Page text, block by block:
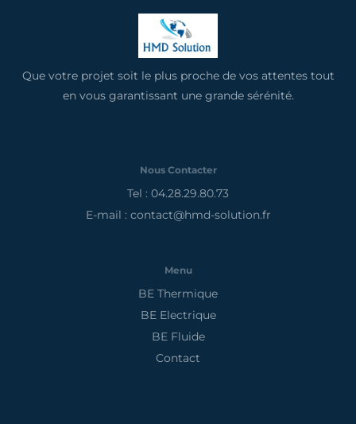
Que votre projet soit le plus proche de vos attentes tout
en vous garantissant une grande sérénité.
Nous Contacter
Tel : 04.28.29.80.73
E-mail : contact@hmd-solution.fr
Menu
BE Thermique
BE Electrique
BE Fluide
Contact